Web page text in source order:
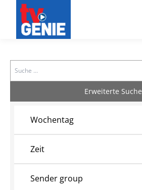
Search
Erweiterte Suche
Wochentag
Zeit
Sender group